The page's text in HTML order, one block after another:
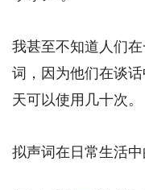
我甚至不知道人们
词，因为他们在谈
天可以使用几十次。
拟声词在日常生活中